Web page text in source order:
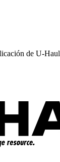
de U-Haul